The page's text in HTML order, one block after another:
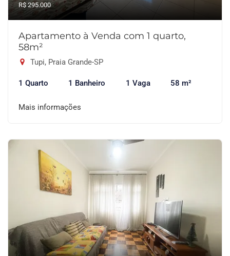
R$ 295.000
Apartamento à Venda com 1 quarto,
58m²
Tupi, Praia Grande-SP
1 Quarto 1 Banheiro 1 Vaga 58 m²
Mais informações